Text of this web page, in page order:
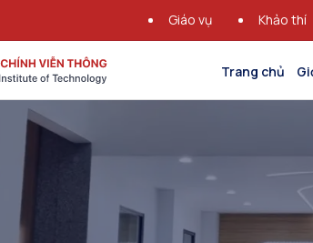
Giáo vụ Khảo thí
Trang chủ